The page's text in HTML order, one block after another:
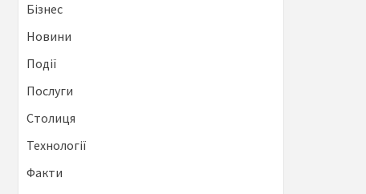
Бізнес
Новини
Події
Послуги
Столиця
Технології
Факти